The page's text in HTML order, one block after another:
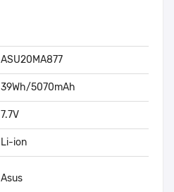
ASU20MA877
39Wh/5070mAh
7.7V
Li-ion
Asus